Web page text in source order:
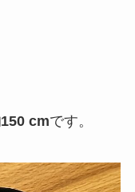
cmです。